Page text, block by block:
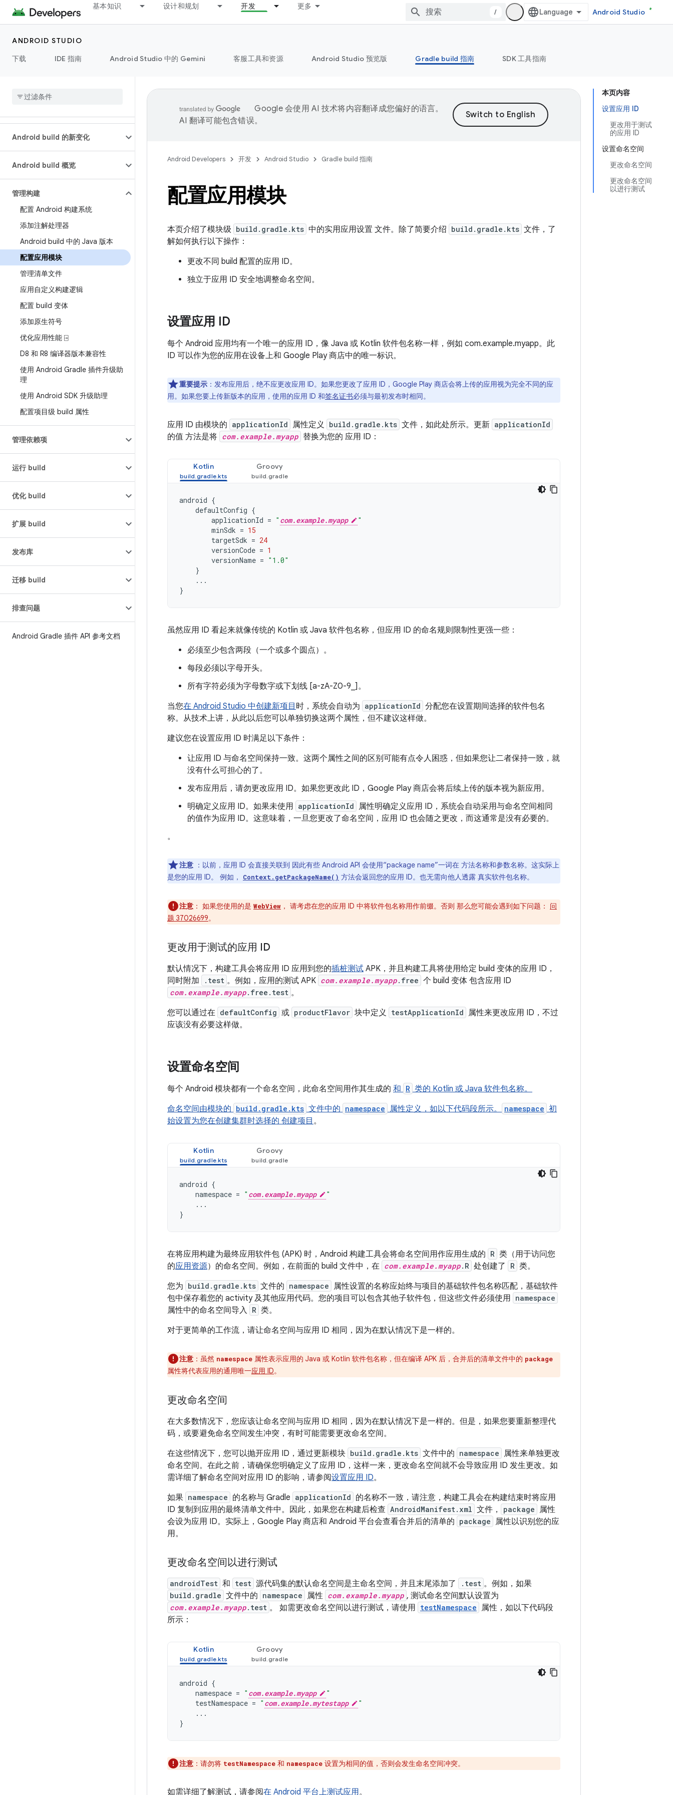
基本知识 设计和规划 开发 更多
/ Android Studio
ANDROID STUDIO
下载
IDE 指南 Android Studio 中的 Gemini 客服工具和资源 Android Studio 预览版 Gradle build 指南 SDK 工具指南
Android build 的新变化
Android build 概览
管理构建
配置 Android 构建系统
添加注解处理器
Android build 中的 Java 版本
配置应用模块
管理清单文件
应用自定义构建逻辑
配置 build 变体
添加原生符号
优化应用性能 ⍈
D8 和 R8 编译器版本兼容性
使用 Android Gradle 插件升级助
理
使用 Android SDK 升级助理
配置项目级 build 属性
管理依赖项
运行 build
优化 build
扩展 build
发布库
迁移 build
排查问题
Android Gradle 插件 API 参考文档
本页内容
设置应用 ID
更改用于测试
的应用 ID
设置命名空间
更改命名空间
更改命名空间
以进行测试
Google 会使用 AI 技术将内容翻译成您偏好的语言。
AI 翻译可能包含错误。
Android Developers 开发 Android Studio Gradle build 指南
配置应用模块
本页介绍了模块级 build.gradle.kts 中的实用应用设置 文件。除了简要介绍 build.gradle.kts 文件，了
解如何执行以下操作：
更改不同 build 配置的应用 ID。
独立于应用 ID 安全地调整命名空间。
设置应用 ID
每个 Android 应用均有一个唯一的应用 ID，像 Java 或 Kotlin 软件包名称一样，例如 com.example.myapp。 此
ID 可以作为您的应用在设备上和 Google Play 商店中的唯一标识。
重要提示 ：发布应用后，绝不应更改应用 ID。如果您更改了应用 ID，Google Play 商店会将上传的应用视为完全不同的应
用。如果您要上传新版本的应用，使用的应用 ID 和签名证书必须与最初发布时相同。
应用 ID 由模块的 applicationId 属性定义 build.gradle.kts 文件，如此处所示。更新 applicationId
的值 方法是将 com.example.myapp 替换为您的 应用 ID：
Kotlin Groovy
android {
defaultConfig {
applicationId = " com.example.myapp
"
minSdk = 15
targetSdk = 24
versionCode = 1
versionName = "1.0"
}
...
}
虽然应用 ID 看起来就像传统的 Kotlin 或 Java 软件包名称，但应用 ID 的命名规则限制性更强一些：
必须至少包含两段（一个或多个圆点）。
每段必须以字母开头。
所有字符必须为字母数字或下划线 [a-zA-Z0-9_]。
当您在 Android Studio 中创建新项目 时，系统会自动为 applicationId 分配您在设置期间选择的软件包名
称。从技术上讲，从此以后您可以单独切换这两个属性，但不建议这样做。
建议您在设置应用 ID 时满足以下条件：
让应用 ID 与命名空间保持一致。这两个属性之间的区别可能有点令人困惑，但如果您让二者保持一致，就
没有什么可担心的了。
发布应用后，请勿更改应用 ID。如果您更改此 ID，Google Play 商店会将后续上传的版本视为新应用。
明确定义应用 ID。如果未使用 applicationId 属性明确定义应用 ID，系统会自动采用与命名空间相同
的值作为应用 ID。这意味着，一旦您更改了命名空间，应用 ID 也会随之更改，而这通常是没有必要的。
。
注意 ：以前，应用 ID 会直接关联到 因此有些 Android API 会使用“package name”一词在 方法名称和参数名称。这实际上
是您的应用 ID。 例如，
Context.getPackageName() 方法会返回您的应用 ID。也无需向他人透露 真实软件包名称。
注意 ： 如果您使用的是 WebView ， 请考虑在您的应用 ID 中将软件包名称用作前缀。否则 那么您可能会遇到如下问题： 问
题 37026699。
更改用于测试的应用 ID
默认情况下，构建工具会将应用 ID 应用到您的插桩测试 APK，并且构建工具将使用给定 build 变体的应用 ID，
同时附加
.test 。例如，应用的测试 APK com.example.myapp.free 个 build 变体 包含应用 ID
com.example.myapp.free.test 。
您可以通过在 defaultConfig 或 productFlavor 块中定义 testApplicationId 属性来更改应用 ID，不过
应该没有必要这样做。
设置命名空间
每个 Android 模块都有一个命名空间，此命名空间用作其生成的 和 R 类的 Kotlin 或 Java 软件包名称。
命名空间由模块的 build.gradle.kts 文件中的 namespace 属性定义，如以下代码段所示。 namespace 初
始设置为您在创建集群时选择的 创建项目 。
Kotlin Groovy
android {
namespace = " com.example.myapp
"
...
}
在将应用构建为最终应用软件包 (APK) 时，Android 构建工具会将命名空间用作应用生成的 R 类（用于访问您
的应用资源）的命名空间。例如，在前面的 build 文件中，在 com.example.myapp.R 处创建了 R 类。
您为 build.gradle.kts 文件的 namespace 属性设置的名称应始终与项目的基础软件包名称匹配，基础软件
包中保存着您的 activity 及其他应用代码。您的项目可以包含其他子软件包，但这些文件必须使用 namespace
属性中的命名空间导入 R 类。
对于更简单的工作流，请让命名空间与应用 ID 相同，因为在默认情况下是一样的。
注意 ：虽然 namespace 属性表示应用的 Java 或 Kotlin 软件包名称，但在编译 APK 后，合并后的清单文件中的 package
属性将代表应用的通用唯一应用 ID。
更改命名空间
在大多数情况下，您应该让命名空间与应用 ID 相同，因为在默认情况下是一样的。但是，如果您要重新整理代
码，或要避免命名空间发生冲突，有时可能需要更改命名空间。
在这些情况下，您可以抛开应用 ID，通过更新模块 build.gradle.kts 文件中的 namespace 属性来单独更改
命名空间。在此之前，请确保您明确定义了应用 ID，这样一来，更改命名空间就不会导致应用 ID 发生更改。如
需详细了解命名空间对应用 ID 的影响，请参阅设置应用 ID。
如果 namespace 的名称与 Gradle applicationId 的名称不一致，请注意，构建工具会在构建结束时将应用
ID 复制到应用的最终清单文件中。因此，如果您在构建后检查 AndroidManifest.xml 文件， package 属性
会设为应用 ID。实际上，Google Play 商店和 Android 平台会查看合并后的清单的 package 属性以识别您的应
用。
更改命名空间以进行测试
androidTest 和 test 源代码集的默认命名空间是主命名空间，并且末尾添加了 .test 。例如，如果
build.gradle 文件中的 namespace 属性 com.example.myapp , 测试命名空间默认设置为
com.example.myapp.test 。 如需更改命名空间以进行测试，请使用 testNamespace 属性，如以下代码段
所示：
Kotlin Groovy
android {
namespace = " com.example.myapp
"
testNamespace = " com.example.mytestapp
"
...
}
注意 ：请勿将 testNamespace 和 namespace 设置为相同的值，否则会发生命名空间冲突。
如需详细了解测试，请参阅在 Android 平台上测试应用。